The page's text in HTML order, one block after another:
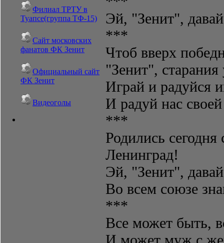
Филиал ТРТУ в
Туапсе(группа ТФ-15)
Сайт московских
фанатов ФК Зенит
Официальный сайт
ФК Зенит
Видеоголы
Эй, "Зенит",
***
Чтоб вверх
"Зенит", старания
Играй и радуйся
И радуй нас
***
Родились
Ленинград!
Эй, "Зенит",
Во всем союзе
***
Все может быть,